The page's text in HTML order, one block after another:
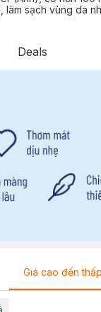
sạch vùng da
Deals
Giá cao đến thấp